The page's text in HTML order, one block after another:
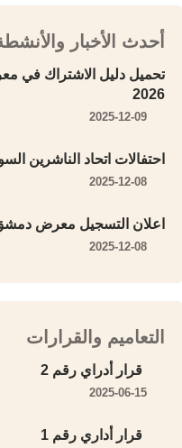
أحدث الأخبار
تحميل دليل الاشتراك في
2026
2025-12-09
احتفالات اتحاد الناشرين
2025-12-08
اعلان التسجيل معرض دمشق
2025-12-08
التعاميم والقرارات
قرار أدراي رقم 2
2025-06-15
قرار أداري رقم 1